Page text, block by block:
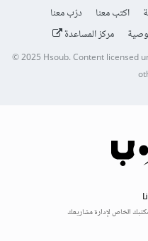
اكتب معنا
درّب معنا
مركز المساعدة
© 2025 Hsoub.Content licensed